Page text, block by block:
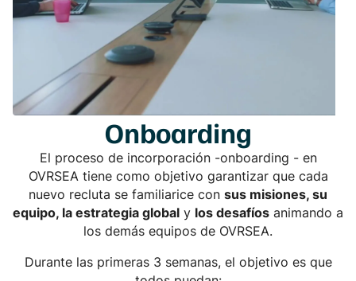
Onboarding
El proceso de incorporación -onboarding - en
OVRSEA tiene como objetivo garantizar que cada
nuevo recluta se familiarice con sus misiones, su
equipo, la estrategia global y los desafíos animando a
los demás equipos de OVRSEA.
Durante las primeras 3 semanas, el objetivo es que